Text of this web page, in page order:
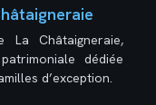
La Châtaigneraie,
dédiée
d’exception.